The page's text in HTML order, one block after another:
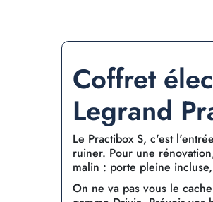
Coffret
Legrand
Le Practibox S, c'est
ruiner. Pour une
malin : porte pleine
On ne va pas vous le